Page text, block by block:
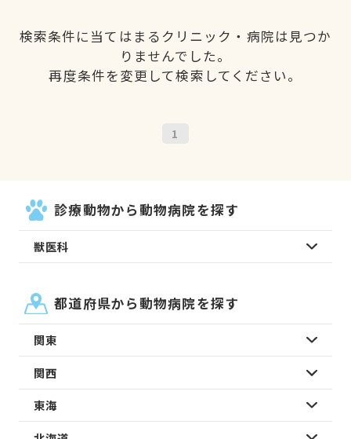
検索条件に当てはまるクリニック・病院は見つか
りませんでした。
再度条件を変更して検索してください。
1
診療動物から動物病院を探す
獣医科
都道府県から動物病院を探す
関東
関西
東海